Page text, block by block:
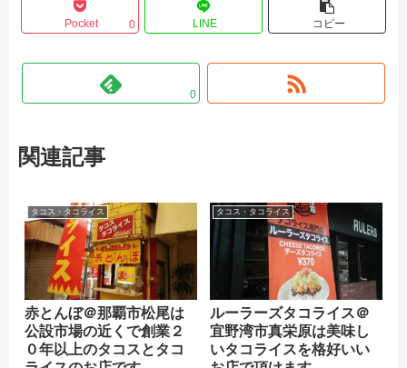
Pocket 0 LINE コピー
0
関連記事
タコス・タコライス
赤とんぼ＠那覇市松尾は
公設市場の近くで創業２
０年以上のタコスとタコ
タコス・タコライス
ルーラーズタコライス＠
宜野湾市真栄原は美味し
いタコライスを格好いい